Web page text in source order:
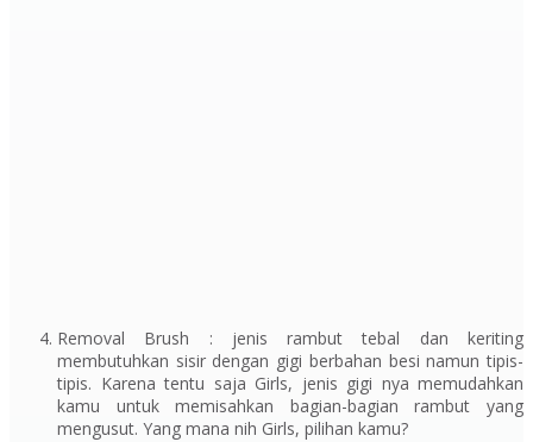
Removal Brush : jenis rambut tebal dan keriting
membutuhkan sisir dengan gigi berbahan besi namun tipis-
tipis. Karena tentu saja Girls, jenis gigi nya memudahkan
kamu untuk memisahkan bagian-bagian rambut yang
mengusut. Yang mana nih Girls, pilihan kamu?